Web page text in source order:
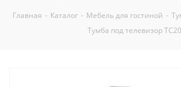
Главная - Каталог - Мебель для гостиной -
Тумба под телевизор ТС20